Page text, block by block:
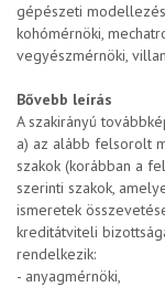
gépészeti
kohómérnöki,
vegyészmérnöki,
Bővebb leírás
A szakirányú
a) az alább felsorolt
szakok (korábban a
szerinti szakok,
ismeretek
kreditátviteli
rendelkezik:
- anyagmérnöki,